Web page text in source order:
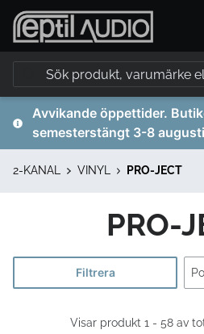
Avvikande öppettider.
semesterstängt 3-8
2-KANAL VINYL PRO-JECT
PRO-
Filtrera
Visar produkt 1 - 58 av